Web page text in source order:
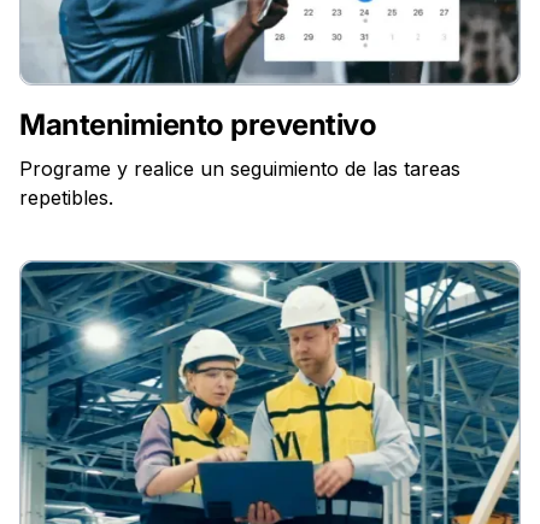
Mantenimiento preventivo
Programe y realice un seguimiento de las tareas
repetibles.